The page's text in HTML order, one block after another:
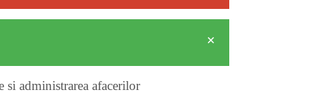
×
si administrarea afacerilor